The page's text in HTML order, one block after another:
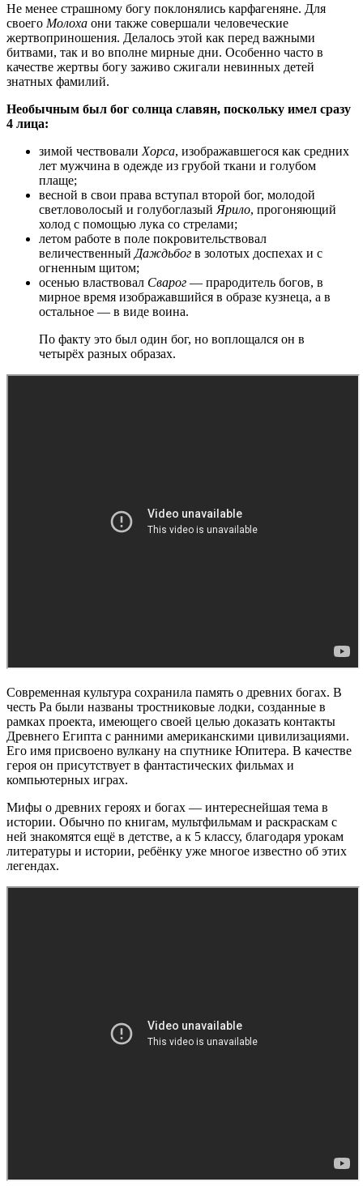
Не менее страшному богу поклонялись карфагеняне. Для
своего Молоха они также совершали человеческие
жертвоприношения. Делалось этой как перед важными
битвами, так и во вполне мирные дни. Особенно часто в
качестве жертвы богу заживо сжигали невинных детей
знатных фамилий.
Необычным был бог солнца славян, поскольку имел сразу
4 лица:
зимой чествовали Хорса, изображавшегося как средних
лет мужчина в одежде из грубой ткани и голубом
плаще;
весной в свои права вступал второй бог, молодой
светловолосый и голубоглазый Ярило, прогоняющий
холод с помощью лука со стрелами;
летом работе в поле покровительствовал
величественный Даждьбог в золотых доспехах и с
огненным щитом;
осенью властвовал Сварог — прародитель богов, в
мирное время изображавшийся в образе кузнеца, а в
остальное — в виде воина.
По факту это был один бог, но воплощался он в
четырёх разных образах.
Современная культура сохранила память о древних богах. В
честь Ра были названы тростниковые лодки, созданные в
рамках проекта, имеющего своей целью доказать контакты
Древнего Египта с ранними американскими цивилизациями.
Его имя присвоено вулкану на спутнике Юпитера. В качестве
героя он присутствует в фантастических фильмах и
компьютерных играх.
Мифы о древних героях и богах — интереснейшая тема в
истории. Обычно по книгам, мультфильмам и раскраскам с
ней знакомятся ещё в детстве, а к 5 классу, благодаря урокам
литературы и истории, ребёнку уже многое известно об этих
легендах.